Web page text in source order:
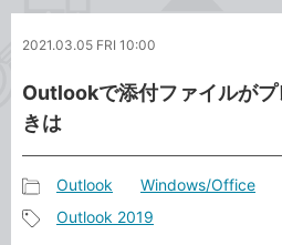
ネ
ト
2021.03.05 FRI 10:00
Outlookで添付ファイルがプ
きは
事
Outlook Windows/Office
Outlook 2019